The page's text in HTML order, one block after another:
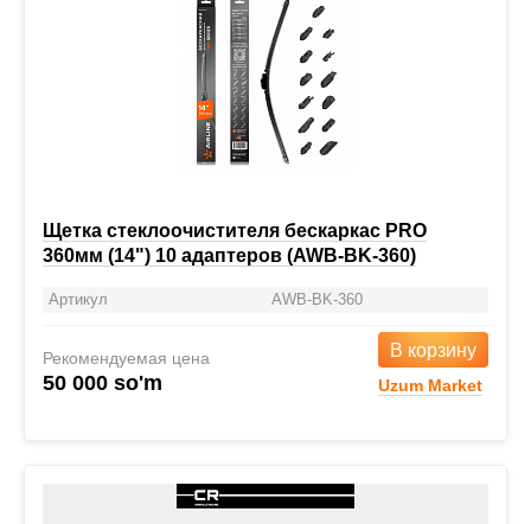
Щетка стеклоочистителя бескаркас PRO
360мм (14") 10 адаптеров (AWB-BK-360)
Артикул AWB-BK-360
Рекомендуемая цена
50 000 so'm
В корзину
Uzum Market